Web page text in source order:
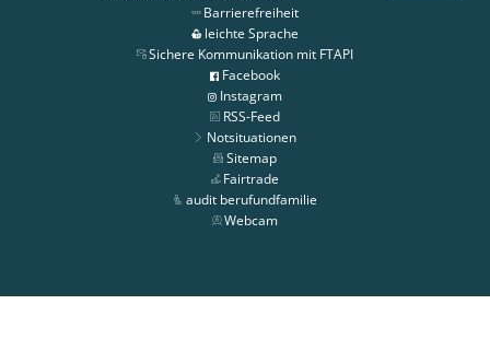
Barrierefreiheit
leichte Sprache
Sichere Kommunikation mit FTAPI
Facebook
Instagram
RSS-Feed
Notsituationen
Sitemap
Fairtrade
audit berufundfamilie
Webcam